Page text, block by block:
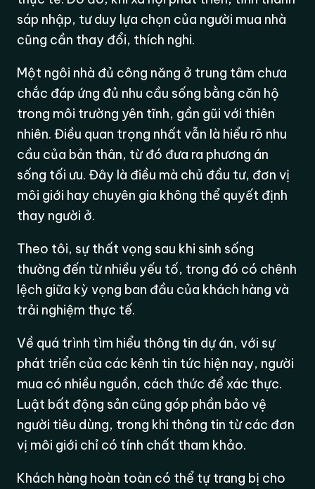
sáp nhập, tư duy lựa chọn của người mua nhà
cũng cần thay đổi, thích nghi.
Một ngôi nhà đủ công năng ở trung tâm chưa
chắc đáp ứng đủ nhu cầu sống bằng căn hộ
trong môi trường yên tĩnh, gần gũi với thiên
nhiên. Điều quan trọng nhất vẫn là hiểu rõ nhu
cầu của bản thân, từ đó đưa ra phương án
sống tối ưu. Đây là điều mà chủ đầu tư, đơn vị
môi giới hay chuyên gia không thể quyết định
thay người ở.
Theo tôi, sự thất vọng sau khi sinh sống
thường đến từ nhiều yếu tố, trong đó có chênh
lệch giữa kỳ vọng ban đầu của khách hàng và
trải nghiệm thực tế.
Về quá trình tìm hiểu thông tin dự án, với sự
phát triển của các kênh tin tức hiện nay, người
mua có nhiều nguồn, cách thức để xác thực.
Luật bất động sản cũng góp phần bảo vệ
người tiêu dùng, trong khi thông tin từ các đơn
vị môi giới chỉ có tính chất tham khảo.
Khách hàng hoàn toàn có thể tự trang bị cho